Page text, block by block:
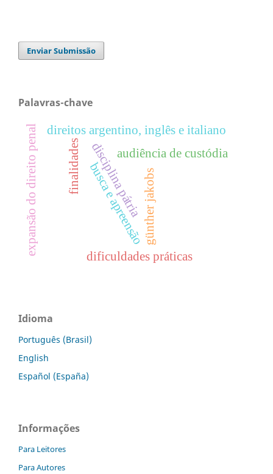
Enviar Submissão
Palavras-chave
busca e apreensão
disciplina pátria
direitos argentino, inglês e italiano
audiência de custódia
finalidades
dificuldades práticas
günther jakobs
expansão do direito penal
Idioma
Português (Brasil)
English
Español (España)
Informações
Para Leitores
Para Autores